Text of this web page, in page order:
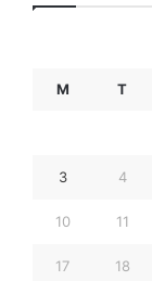
M T
3 4
10 11
17 18